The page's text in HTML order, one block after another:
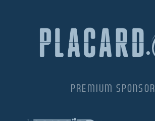
PREMIUM SPONSOR